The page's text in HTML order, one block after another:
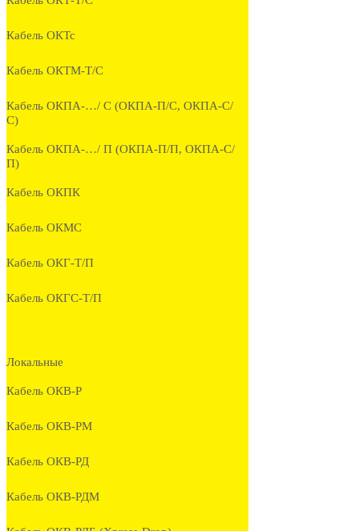
Кабель ОКТс
Кабель ОКТМ-Т/С
Кабель ОКПА-…/ С (ОКПА-П/С, ОКПА-С/
С)
Кабель ОКПА-…/ П (ОКПА-П/П, ОКПА-С/
П)
Кабель ОКПК
Кабель ОКМС
Кабель ОКГ-Т/П
Кабель ОКГС-Т/П
Локальные
Кабель ОКВ-Р
Кабель ОКВ-РМ
Кабель ОКВ-РД
Кабель ОКВ-РДМ